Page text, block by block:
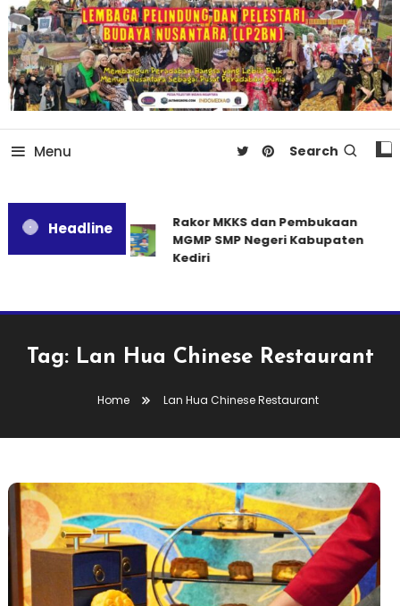
Menu Search
Headline
Rakor MKKS dan Pembukaan
MGMP SMP Negeri Kabupaten
Kediri
Tag: Lan Hua Chinese Restaurant
Home Lan Hua Chinese Restaurant